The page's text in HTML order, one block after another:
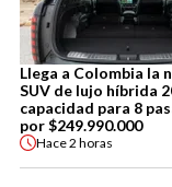
Llega a Colombia la
SUV de lujo híbrida
capacidad para 8
por $249.990.000
Hace2 horas